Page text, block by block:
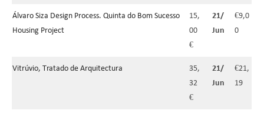
Álvaro Siza Design Process. Quinta do Bom Sucesso
Housing Project
15,
00
€
21/
Jun
€9,0
0
Vitrúvio, Tratado de Arquitectura
35,
32
€
21/
Jun
€21,
19